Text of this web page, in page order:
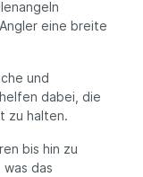
und
Dieser
Angler
zur
Anfänger
mit
eine breite
und
dabei, die
zu halten.
bis hin zu
das